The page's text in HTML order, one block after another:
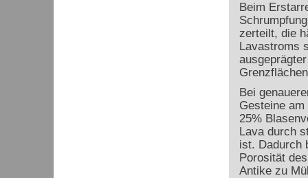
Beim
zerteilt, die
Lavastroms
Bei
Gesteine
25%
Lava durch
ist. Dadurch
Porosität
Antike zu